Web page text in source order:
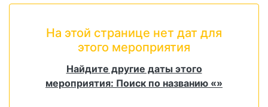
На этой странице нет дат для
этого мероприятия
Найдите другие даты этого
мероприятия: Поиск по названию «»